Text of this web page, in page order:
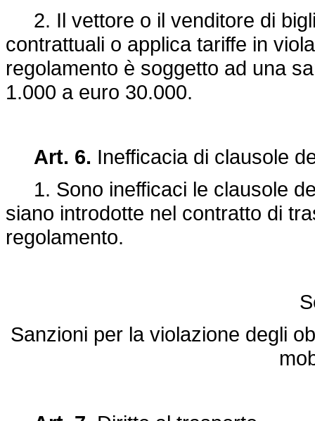
2. Il vettore o il venditore di
contrattuali o applica tariffe in
regolamento è soggetto ad una
1.000 a euro 30.000.
Art. 6. Inefficacia di clausole
1. Sono inefficaci le clausole
siano introdotte nel contratto di
regolamento.
Sanzioni per la violazione degli